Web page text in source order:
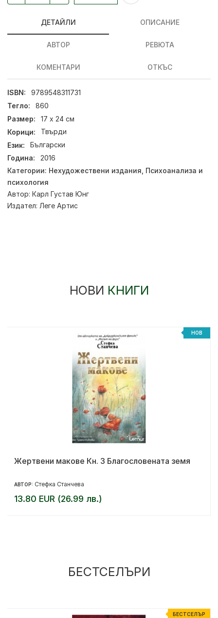
ДЕТАЙЛИ ОПИСАНИЕ
АВТОР РЕВЮТА
КОМЕНТАРИ ОТКЪС
ISBN:
9789548311731
Тегло:
860
Размер:
17 х 24 см
Корици:
Твърди
Език:
Български
Година:
2016
Категории: Нехудожествени издания Психоанализа и
психология
Автор: Карл Густав Юнг
Издател: Леге Артис
НОВИ КНИГИ
НОВ
Жертвени макове Кн. 3 Благословената земя
АВТОР: Стефка Станчева
13.80 EUR (26.99 лв.)
БЕСТСЕЛЪРИ
БЕСТСЕЛЪР